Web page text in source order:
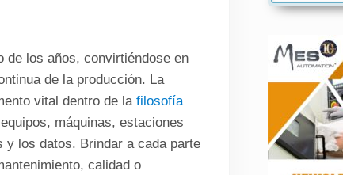
de los años, convirtiéndose en
de la producción. La
vital dentro de la filosofía
máquinas, estaciones
los datos. Brindar a cada parte
calidad o